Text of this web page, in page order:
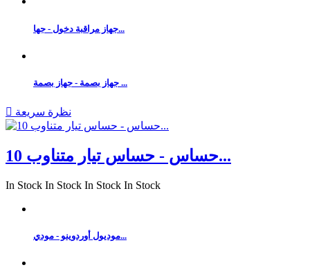
جهاز مراقبة دخول - جها...
جهاز بصمة - جهاز بصمة ...
 نظرة سريعة
حساس - حساس تيار متناوب 10...
In Stock In Stock In Stock In Stock
موديول أوردوينو - مودي...